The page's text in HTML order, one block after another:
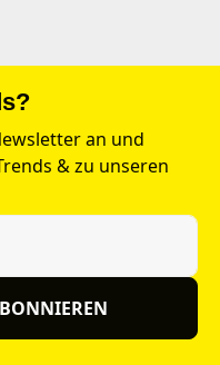
an und
& zu unseren